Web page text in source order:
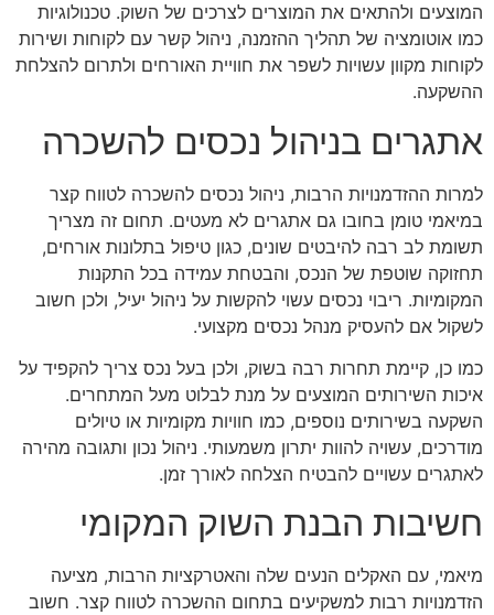
המוצעים ולהתאים את המוצרים לצרכים של השוק. טכנולוגיות
כמו אוטומציה של תהליך ההזמנה, ניהול קשר עם לקוחות ושירות
לקוחות מקוון עשויות לשפר את חוויית האורחים ולתרום להצלחת
ההשקעה.
אתגרים בניהול נכסים להשכרה
למרות ההזדמנויות הרבות, ניהול נכסים להשכרה לטווח קצר
במיאמי טומן בחובו גם אתגרים לא מעטים. תחום זה מצריך
תשומת לב רבה להיבטים שונים, כגון טיפול בתלונות אורחים,
תחזוקה שוטפת של הנכס, והבטחת עמידה בכל התקנות
המקומיות. ריבוי נכסים עשוי להקשות על ניהול יעיל, ולכן חשוב
לשקול אם להעסיק מנהל נכסים מקצועי.
כמו כן, קיימת תחרות רבה בשוק, ולכן בעל נכס צריך להקפיד על
איכות השירותים המוצעים על מנת לבלוט מעל המתחרים.
השקעה בשירותים נוספים, כמו חוויות מקומיות או טיולים
מודרכים, עשויה להוות יתרון משמעותי. ניהול נכון ותגובה מהירה
לאתגרים עשויים להבטיח הצלחה לאורך זמן.
חשיבות הבנת השוק המקומי
מיאמי, עם האקלים הנעים שלה והאטרקציות הרבות, מציעה
הזדמנויות רבות למשקיעים בתחום ההשכרה לטווח קצר. חשוב